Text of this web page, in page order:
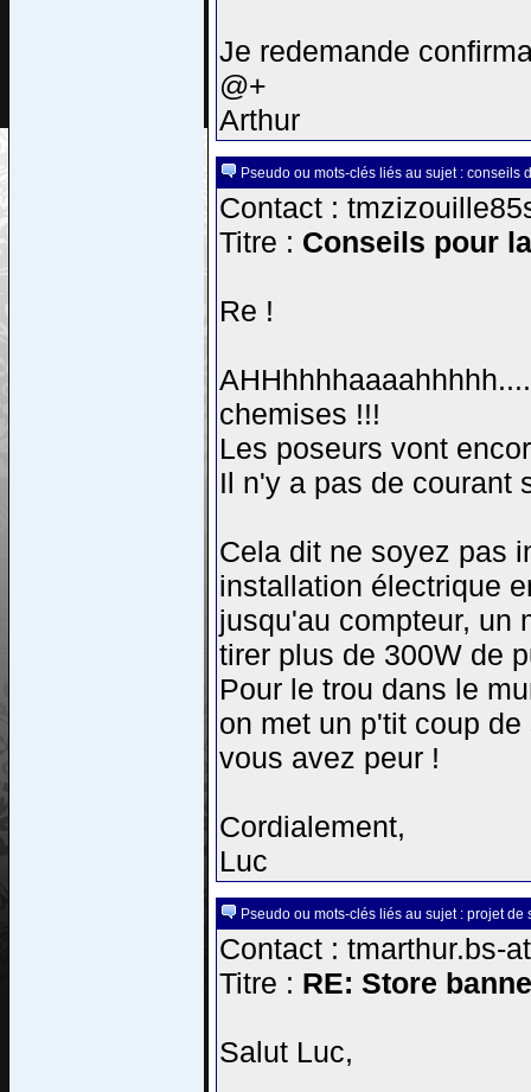
Je redemande
@+
Arthur
Pseudo ou mots-clés liés au sujet : conseils
Contact :
Titre : Conseils pour
Re !
chemises !!!
Les poseurs vont
Il n'y a pas de courant
Cela dit ne soyez pas
installation électrique
jusqu'au compteur, un
tirer plus de 300W de
Pour le trou dans le
on met un p'tit coup
vous avez peur !
Cordialement,
Luc
Pseudo ou mots-clés liés au sujet : projet de
Contact : tmarthur.bs-
Titre : RE: Store
Salut Luc,